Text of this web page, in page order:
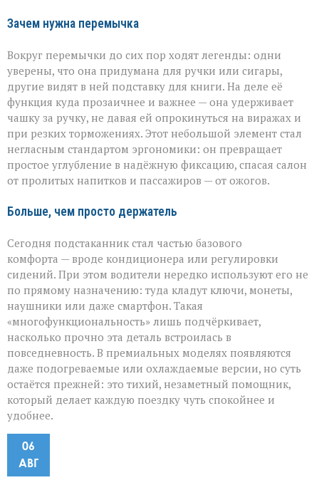
Зачем нужна перемычка
Вокруг перемычки до сих пор ходят легенды: одни
уверены, что она придумана для ручки или сигары,
другие видят в ней подставку для книги. На деле её
функция куда прозаичнее и важнее — она удерживает
чашку за ручку, не давая ей опрокинуться на виражах и
при резких торможениях. Этот небольшой элемент стал
негласным стандартом эргономики: он превращает
простое углубление в надёжную фиксацию, спасая салон
от пролитых напитков и пассажиров — от ожогов.
Больше, чем просто держатель
Сегодня подстаканник стал частью базового
комфорта — вроде кондиционера или регулировки
сидений. При этом водители нередко используют его не
по прямому назначению: туда кладут ключи, монеты,
наушники или даже смартфон. Такая
«многофункциональность» лишь подчёркивает,
насколько прочно эта деталь встроилась в
повседневность. В премиальных моделях появляются
даже подогреваемые или охлаждаемые версии, но суть
остаётся прежней: это тихий, незаметный помощник,
который делает каждую поездку чуть спокойнее и
удобнее.
06
АВГ